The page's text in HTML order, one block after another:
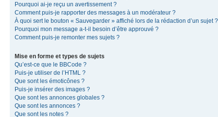
Pourquoi ai-je reçu un avertissement ?
Comment puis-je rapporter des messages à un modérateur ?
À quoi sert le bouton « Sauvegarder » affiché lors de la rédaction d’un sujet ?
Pourquoi mon message a-t-il besoin d’être approuvé ?
Comment puis-je remonter mes sujets ?
Mise en forme et types de sujets
Qu’est-ce que le BBCode ?
Puis-je utiliser de l’HTML ?
Que sont les émoticônes ?
Puis-je insérer des images ?
Que sont les annonces globales ?
Que sont les annonces ?
Que sont les notes ?